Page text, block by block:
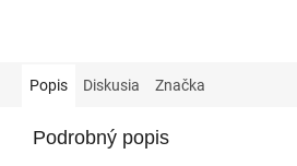
Popis Diskusia Značka
Podrobný popis